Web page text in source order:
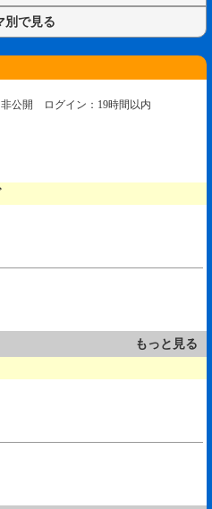
別で見る
公開 ログイン：19時間以内
もっと見る